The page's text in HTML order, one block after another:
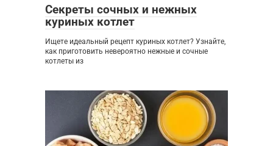
Секреты сочных и нежных
куриных котлет
Ищете идеальный рецепт куриных котлет? Узнайте,
как приготовить невероятно нежные и сочные
котлеты из